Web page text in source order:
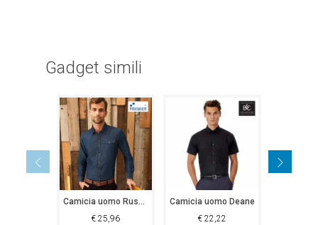
Gadget simili
Camicia uomo Rushmoor
€ 25,96
Camicia uomo Deane
€ 22,22